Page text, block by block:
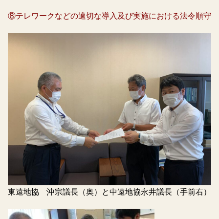
⑧テレワークなどの適切な導入及び実施における法令順守
東遠地協 沖宗議長（奥）と中遠地協永井議長（手前右）